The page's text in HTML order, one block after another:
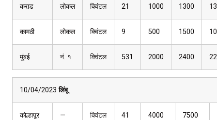
कराड लोकल क्विंटल 21 1000 1300
कामठी लोकल क्विंटल 9 500 1500
मुंबई नं. १ क्विंटल 531 2000 2400
10/04/2023लिंबू
कोल्हापूर — क्विंटल 41 4000 7500